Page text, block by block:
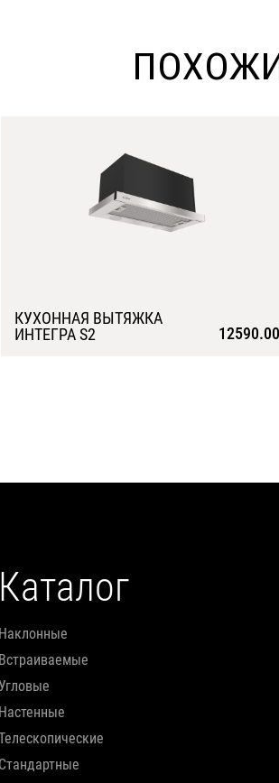
КУХОННАЯ ВЫТЯЖКА
ИНТЕГРА S2
12590.00
Каталог
наклонные
встраиваемые
угловые
настенные
телескопические
стандартные